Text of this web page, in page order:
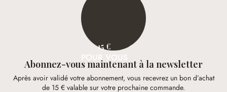
15 €
POUR VOUS
Abonnez-vous maintenant à la newsletter
Après avoir validé votre abonnement, vous recevrez un bon d’achat
de 15 € valable sur votre prochaine commande.